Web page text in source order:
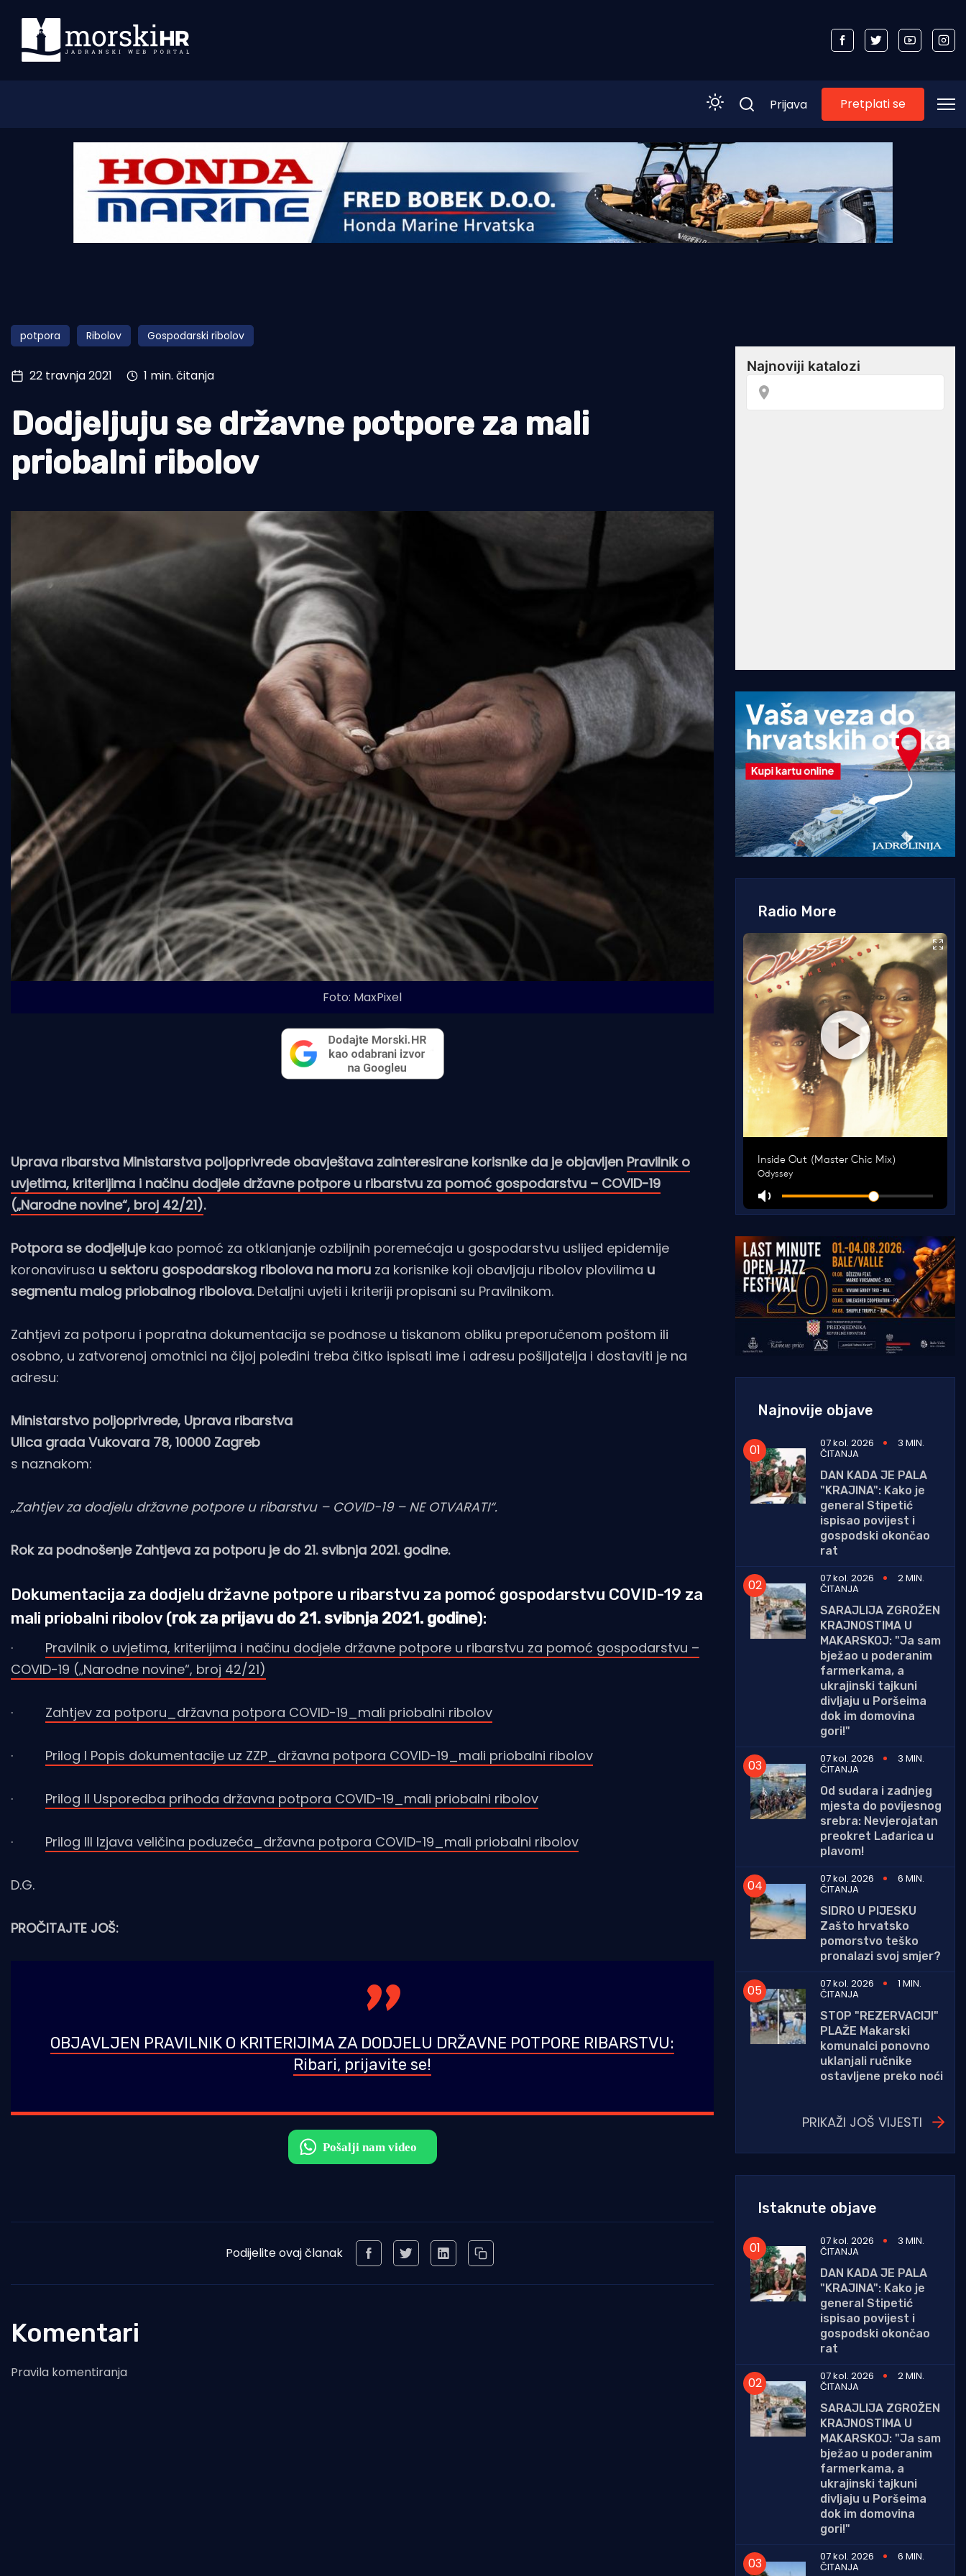
Morski plus
Pomorstvo
Ribolov
Tradicija i kultura
Prijava Pretplati se
potpora Ribolov Gospodarski ribolov
22 travnja 2021 1 min. čitanja
Dodjeljuju se državne potpore za mali
priobalni ribolov
Foto: MaxPixel
Uprava ribarstva Ministarstva poljoprivrede obavještava zainteresirane korisnike da je objavljen Pravilnik o
uvjetima, kriterijima i načinu dodjele državne potpore u ribarstvu za pomoć gospodarstvu – COVID-19
(„Narodne novine“, broj 42/21).
Potpora se dodjeljuje kao pomoć za otklanjanje ozbiljnih poremećaja u gospodarstvu uslijed epidemije
koronavirusa u sektoru gospodarskog ribolova na moru za korisnike koji obavljaju ribolov plovilima u
segmentu malog priobalnog ribolova. Detaljni uvjeti i kriteriji propisani su Pravilnikom.
Zahtjevi za potporu i popratna dokumentacija se podnose u tiskanom obliku preporučenom poštom ili
osobno, u zatvorenoj omotnici na čijoj poleđini treba čitko ispisati ime i adresu pošiljatelja i dostaviti je na
adresu:
Ministarstvo poljoprivrede, Uprava ribarstva
Ulica grada Vukovara 78, 10000 Zagreb
s naznakom:
„Zahtjev za dodjelu državne potpore u ribarstvu – COVID-19 – NE OTVARATI“.
Rok za podnošenje Zahtjeva za potporu je do 21. svibnja 2021. godine.
Dokumentacija za dodjelu državne potpore u ribarstvu za pomoć gospodarstvu COVID-19 za
mali priobalni ribolov (rok za prijavu do 21. svibnja 2021. godine):
· Pravilnik o uvjetima, kriterijima i načinu dodjele državne potpore u ribarstvu za pomoć gospodarstvu –
COVID-19 („Narodne novine“, broj 42/21)
· Zahtjev za potporu_državna potpora COVID-19_mali priobalni ribolov
· Prilog I Popis dokumentacije uz ZZP_državna potpora COVID-19_mali priobalni ribolov
· Prilog II Usporedba prihoda državna potpora COVID-19_mali priobalni ribolov
· Prilog III Izjava veličina poduzeća_državna potpora COVID-19_mali priobalni ribolov
D.G.
PROČITAJTE JOŠ:
OBJAVLJEN PRAVILNIK O KRITERIJIMA ZA DODJELU DRŽAVNE POTPORE RIBARSTVU:
Ribari, prijavite se!
Podijelite ovaj članak
Komentari
Pravila komentiranja
Radio More
Najnovije objave
07 kol. 2026 3 MIN.
ČITANJA
DAN KADA JE PALA
"KRAJINA": Kako je
general Stipetić
ispisao povijest i
gospodski okončao
rat
07 kol. 2026
2 MIN.
ČITANJA
SARAJLIJA ZGROŽEN
KRAJNOSTIMA U
MAKARSKOJ: "Ja sam
bježao u poderanim
farmerkama, a
ukrajinski tajkuni
divljaju u Poršeima
dok im domovina
gori!"
07 kol. 2026
3 MIN.
ČITANJA
Od sudara i zadnjeg
mjesta do povijesnog
srebra: Nevjerojatan
preokret Lađarica u
plavom!
07 kol. 2026
6 MIN.
ČITANJA
SIDRO U PIJESKU
Zašto hrvatsko
pomorstvo teško
pronalazi svoj smjer?
07 kol. 2026
1 MIN.
ČITANJA
STOP "REZERVACIJI"
PLAŽE Makarski
komunalci ponovno
uklanjali ručnike
ostavljene preko noći
PRIKAŽI JOŠ VIJESTI
Istaknute objave
07 kol. 2026 3 MIN.
ČITANJA
DAN KADA JE PALA
"KRAJINA": Kako je
general Stipetić
ispisao povijest i
gospodski okončao
rat
07 kol. 2026
2 MIN.
ČITANJA
SARAJLIJA ZGROŽEN
KRAJNOSTIMA U
MAKARSKOJ: "Ja sam
bježao u poderanim
farmerkama, a
ukrajinski tajkuni
divljaju u Poršeima
dok im domovina
gori!"
07 kol. 2026
6 MIN.
ČITANJA